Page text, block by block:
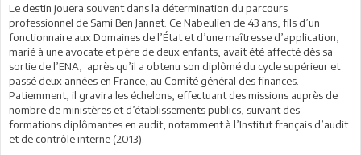
Le destin jouera souvent dans la détermination du parcours
professionnel de Sami Ben Jannet. Ce Nabeulien de 43 ans, fils d’un
fonctionnaire aux Domaines de l’État et d’une maîtresse d’application,
marié à une avocate et père de deux enfants, avait été affecté dès sa
sortie de l’ENA, après qu’il a obtenu son diplômé du cycle supérieur et
passé deux années en France, au Comité général des finances.
Patiemment, il gravira les échelons, effectuant des missions auprès de
nombre de ministères et d’établissements publics, suivant des
formations diplômantes en audit, notamment à l’Institut français d’audit
et de contrôle interne (2013).